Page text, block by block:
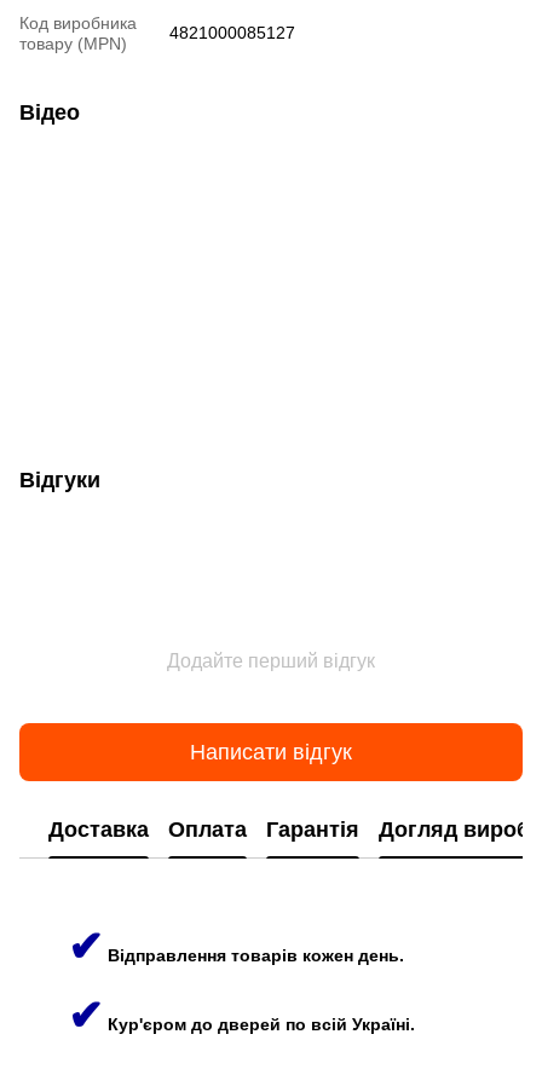
Код виробника
товару (MPN)
4821000085127
Відео
Відгуки
Додайте перший відгук
Написати відгук
Доставка Оплата Гарантія Догляд
✔ Відправлення товарів кожен день.
✔ Кур'єром до дверей по всій Україні.